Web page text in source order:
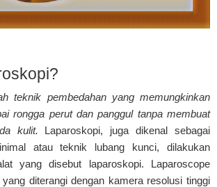
teknik pembedahan yang memungkinkan
rongga perut dan panggul tanpa membuat
kulit. Laparoskopi, juga dikenal sebagai
atau teknik lubang kunci, dilakukan
yang disebut laparoskopi. Laparoscope
diterangi dengan kamera resolusi tinggi